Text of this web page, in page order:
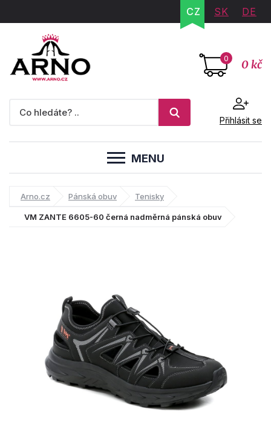
CZ SK DE
0 0 kč
Přihlásit se
MENU
Arno.cz Pánská obuv Tenisky
VM ZANTE 6605-60 černá nadměrná pánská obuv